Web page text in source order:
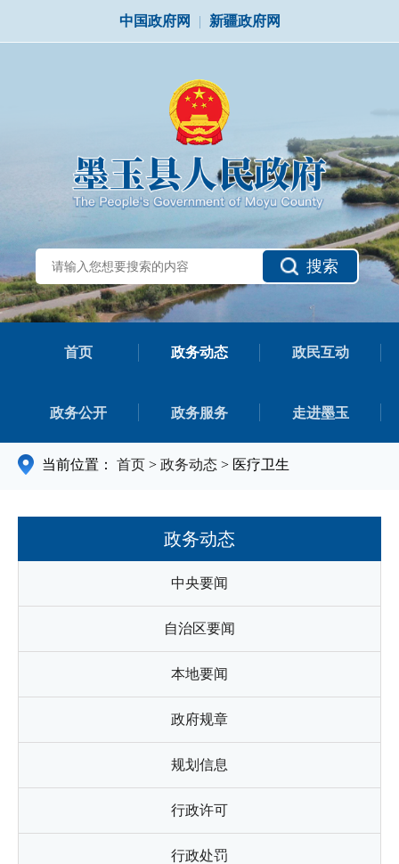
中国政府网 | 新疆政府网
搜索
首页 政务动态 政民互动
政务公开 政务服务 走进墨玉
当前位置： 首页 > 政务动态 > 医疗卫生
政务动态
中央要闻
自治区要闻
本地要闻
政府规章
规划信息
行政许可
行政处罚